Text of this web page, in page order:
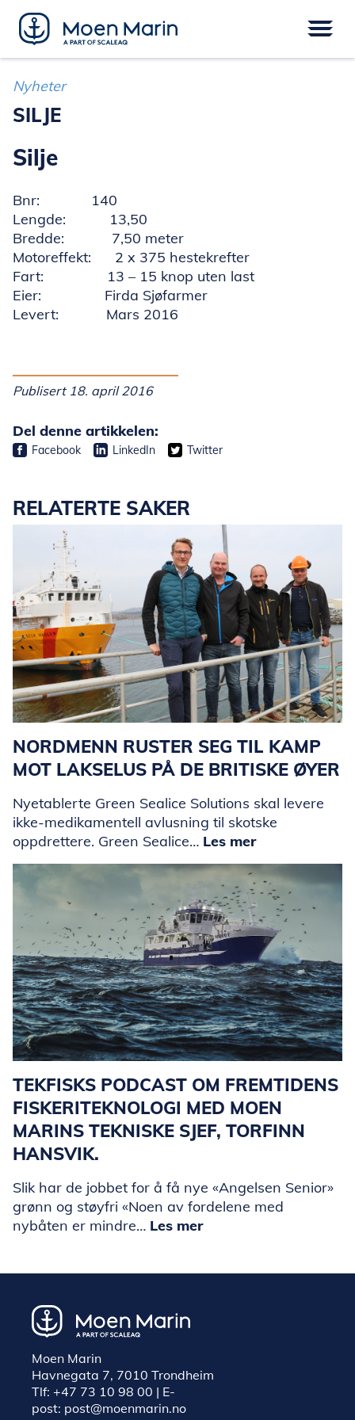
Skip
content
Nyheter
SILJE
Silje
Bnr: 140
Lengde: 13,50
Bredde: 7,50 meter
Motoreffekt: 2 x 375 hestekrefter
Fart: 13 – 15 knop uten last
Eier: Firda Sjøfarmer
Levert: Mars 2016
Publisert 18. april 2016
Del denne artikkelen:
Facebook LinkedIn Twitter
RELATERTE SAKER
NORDMENN RUSTER SEG TIL KAMP
MOT LAKSELUS PÅ DE BRITISKE ØYER
Nyetablerte Green Sealice Solutions skal levere
ikke-medikamentell avlusning til skotske
oppdrettere. Green Sealice… Les mer
TEKFISKS PODCAST OM FREMTIDENS
FISKERITEKNOLOGI MED MOEN
MARINS TEKNISKE SJEF, TORFINN
HANSVIK.
Slik har de jobbet for å få nye «Angelsen Senior»
grønn og støyfri «Noen av fordelene med
nybåten er mindre… Les mer
Moen Marin
Havnegata 7, 7010 Trondheim
Tlf: +47 73 10 98 00 | E-
post: post@moenmarin.no